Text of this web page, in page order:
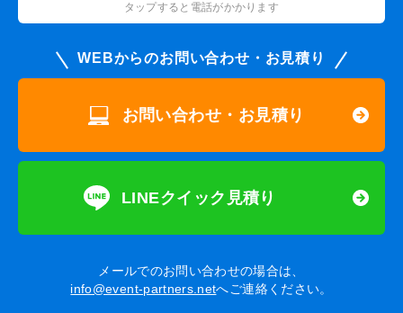
タップすると電話がかかります
WEBからのお問い合わせ・お見積り
お問い合わせ・お見積り
LINEクイック見積り
メールでのお問い合わせの場合は、
info@event-partners.netへご連絡ください。